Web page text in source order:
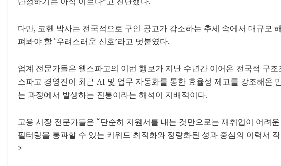
다만, 코헨 박사는 전국적으로 구인 공고가 감소하는 추세 속에서 대규모
펴봐야 할 ‘우려스러운 신호’라고 덧붙였다.
업계 전문가들은 웰스파고의 이번 행보가 지난 수년간 이어온 전국적 구
스파고 경영진이 최근 AI 및 업무 자동화를 통한 효율성 제고를 강조해온
는 과정에서 발생하는 진통이라는 해석이 지배적이다.
고용 시장 전문가들은 “단순히 지원서를 내는 것만으로는 재취업이 어려
필터링을 통과할 수 있는 키워드 최적화와 정량화된 성과 중심의 이력서
>